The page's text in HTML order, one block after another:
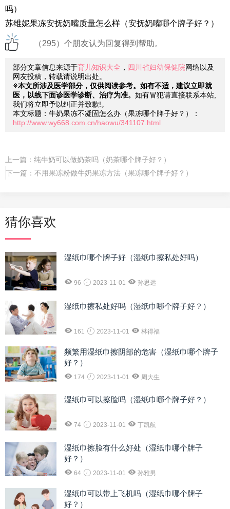
吗）
苏维妮果冻安抚奶嘴质量怎么样（安抚奶嘴哪个牌子好？）
（295）个朋友认为回复得到帮助。
部分文章信息来源于育儿知识大全 ， 四川省妇幼保健院网络以及
网友投稿，转载请说明出处。
※本文所涉及医学部分，仅供阅读参考。如有不适，建议立即就
医，以线下面诊医学诊断、治疗为准。 如有冒犯请直接联系本站,
我们将立即予以纠正并致歉!。
本文标题：牛奶果冻不凝固怎么办（果冻哪个牌子好？）：
http://www.wy668.com.cn/haowu/341107.html
上一篇： 纯牛奶可以做奶茶吗（奶茶哪个牌子好？）
下一篇： 不用果冻粉做牛奶果冻方法（果冻哪个牌子好？）
猜你喜欢
湿纸巾哪个牌子好（湿纸巾擦私处好吗）
96 2023-11-01 孙思远
湿纸巾擦私处好吗（湿纸巾哪个牌子好？）
161 2023-11-01 林得福
频繁用湿纸巾擦阴部的危害（湿纸巾哪个牌子
好？）
174 2023-11-01 周大生
湿纸巾可以擦脸吗（湿纸巾哪个牌子好？）
74 2023-11-01 丁凯航
湿纸巾擦脸有什么好处（湿纸巾哪个牌子
好？）
64 2023-11-01 孙雅男
湿纸巾可以带上飞机吗（湿纸巾哪个牌子
好？）